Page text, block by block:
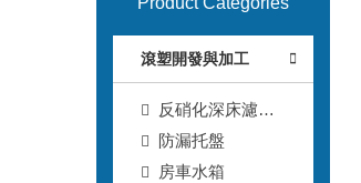
滾塑開發與加工
反硝化深床濾
（lǜ）池T型（xíng）
濾磚
防漏托盤
房車水箱